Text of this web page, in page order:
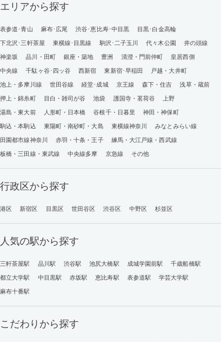
エリアから探す
表参道･青山 麻布･広尾 渋谷･恵比寿･中目黒
目黒･白金高輪
下北沢･三軒茶屋
東横線･目黒線 駒沢･二子玉川 代々木公園
井の頭線
神楽坂
品川・田町 銀座・築地 豊洲 清澄・門前仲町
皇居西側
中央線
千駄ヶ谷･四ッ谷 西新宿 東新宿･早稲田
戸越・大井町
池上・多摩川線
世田谷線 経堂･成城 京王線 森下・住吉
浅草・蔵前
押上・錦糸町
目白・雑司が谷 池袋 護国寺・茗荷谷
上野
湯島・東大前
人形町・日本橋 谷根千・日暮里
神田・神保町
駒込・本駒込
東陽町・南砂町・大島 東横線神奈川
みなとみらい線
田園都市線神奈川
赤羽・十条・王子
練馬・大江戸線・西武線
板橋・三田線・東武線
中央線多摩 京急線 その他
行政区から探す
港区 新宿区 目黒区 世田谷区 渋谷区 中野区 杉並区
人気の駅から探す
三軒茶屋駅 品川駅 渋谷駅 池尻大橋駅 成城学園前駅
千歳船橋駅
都立大学駅
中目黒駅 赤坂駅 恵比寿駅 表参道駅
学芸大学駅
麻布十番駅
こだわりから探す